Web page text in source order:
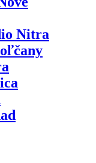
Nitra